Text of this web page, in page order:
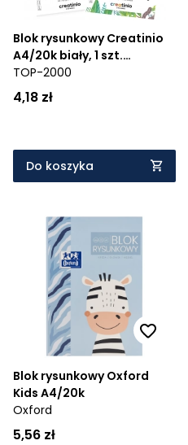
Blok rysunkowy Creatinio
A4/20k biały, 1 szt.
(400176663)
TOP-2000
4,18 zł
Do koszyka
Blok rysunkowy Oxford
Kids A4/20k
Oxford
5,56 zł